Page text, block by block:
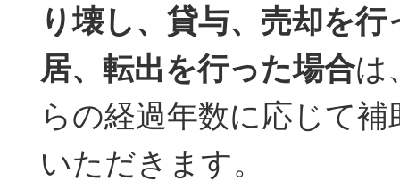
り壊し、貸与、売却を行
居、転出を行った場合は
らの経過年数に応じて
いただきます。